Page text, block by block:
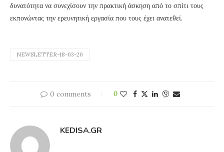
δυνατότητα να συνεχίσουν την πρακτική άσκηση από το σπίτι τους
εκπονώντας την ερευνητική εργασία που τους έχει ανατεθεί.
NEWSLETTER-18-03-20
0 comments 0
KEDISA.GR